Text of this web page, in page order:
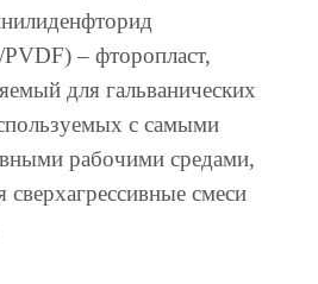
– фторопласт,
для гальванических
с самыми
рабочими средами,
сверхагрессивные смеси